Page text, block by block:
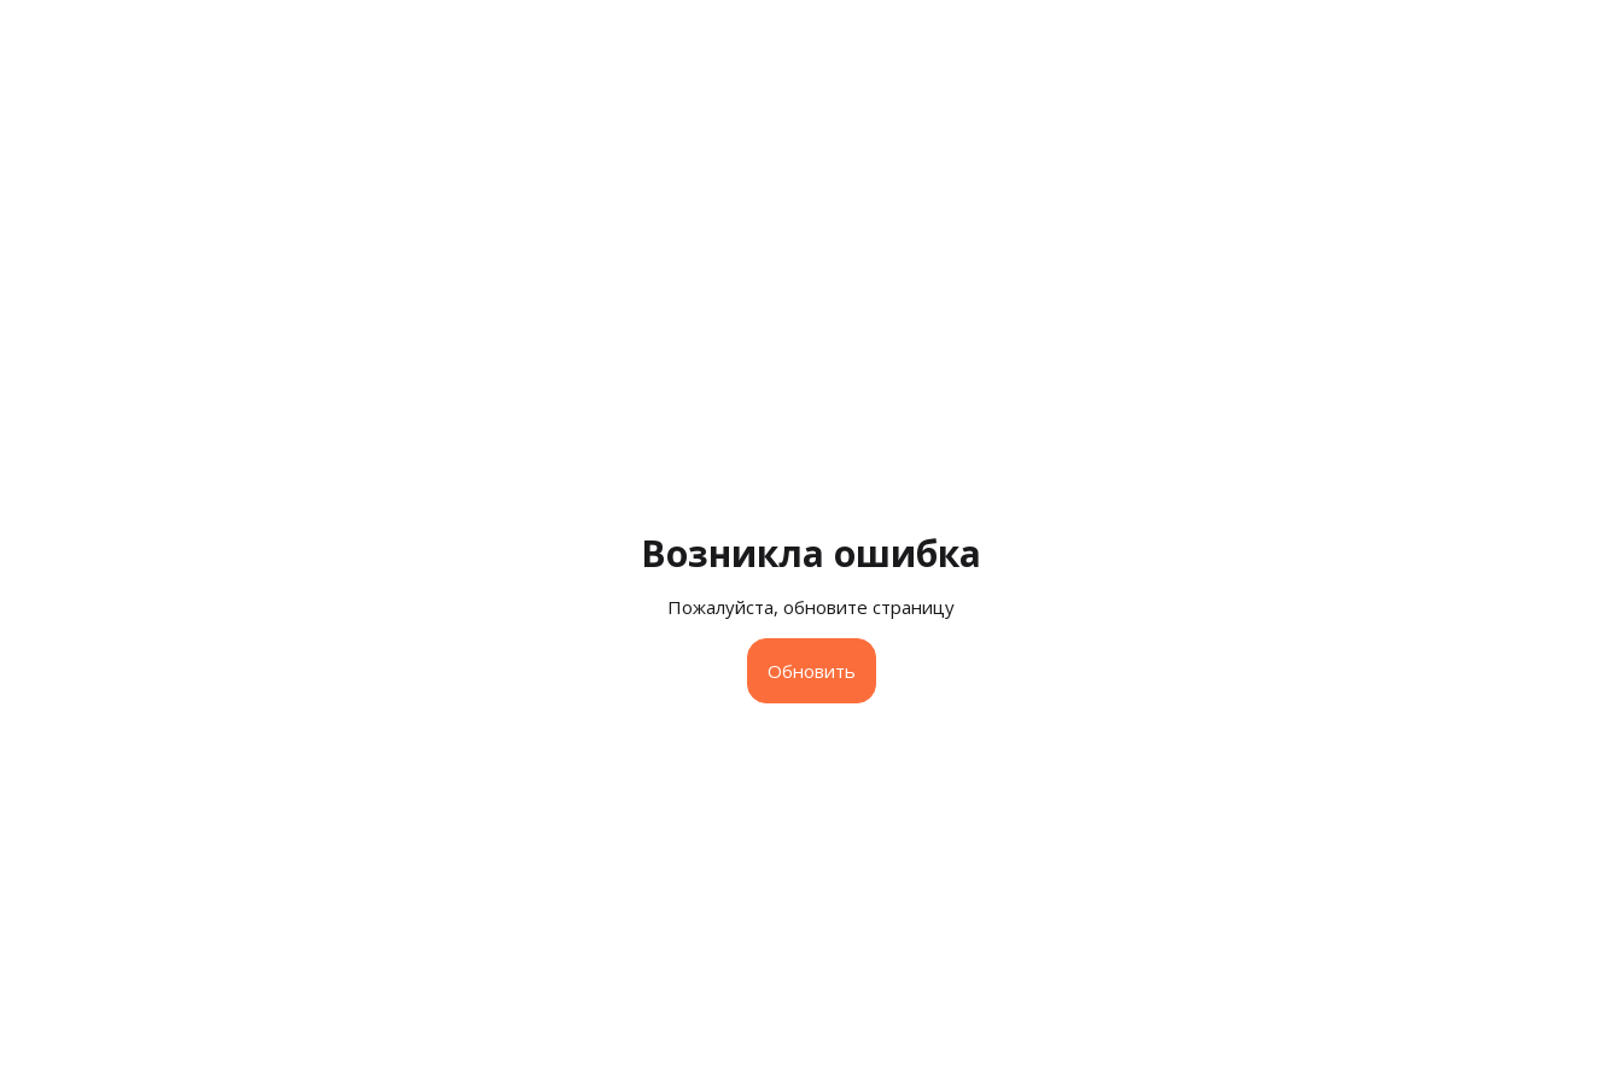
Возникла ошибка
Пожалуйста, обновите страницу
Обновить